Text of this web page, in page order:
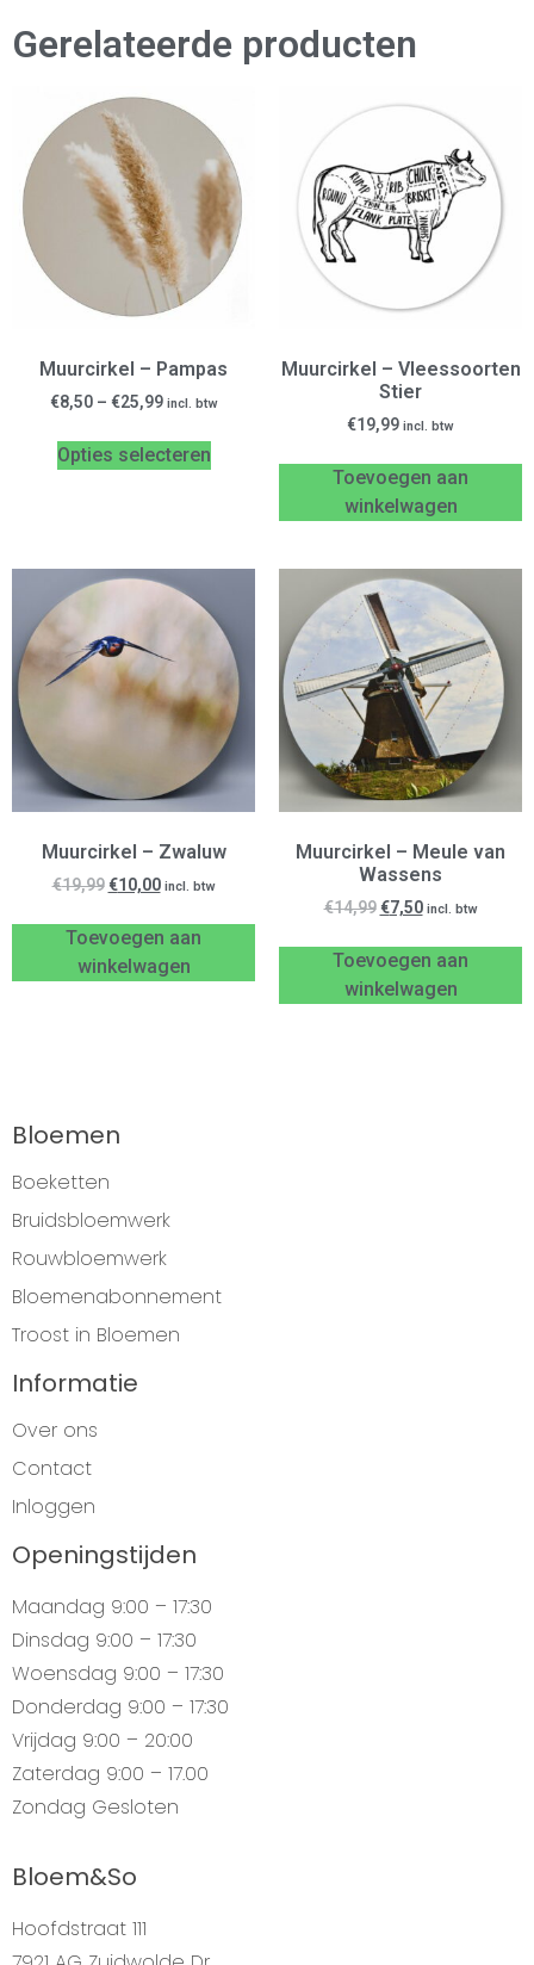
Gerelateerde producten
Muurcirkel – Pampas
€8,50– €25,99 incl. btw
Opties selecteren
Muurcirkel – Vleessoorten
Stier
€19,99 incl. btw
Toevoegen aan
winkelwagen
Muurcirkel – Zwaluw
€19,99 €10,00 incl. btw
Toevoegen aan
winkelwagen
Muurcirkel – Meule van
Wassens
€14,99 €7,50 incl. btw
Toevoegen aan
winkelwagen
Bloemen
Boeketten
Bruidsbloemwerk
Rouwbloemwerk
Bloemenabonnement
Troost in Bloemen
Informatie
Over ons
Contact
Inloggen
Openingstijden
Maandag 9:00 – 17:30
Dinsdag 9:00 – 17:30
Woensdag 9:00 – 17:30
Donderdag 9:00 – 17:30
Vrijdag 9:00 – 20:00
Zaterdag 9:00 – 17.00
Zondag Gesloten
Bloem&So
Hoofdstraat 111